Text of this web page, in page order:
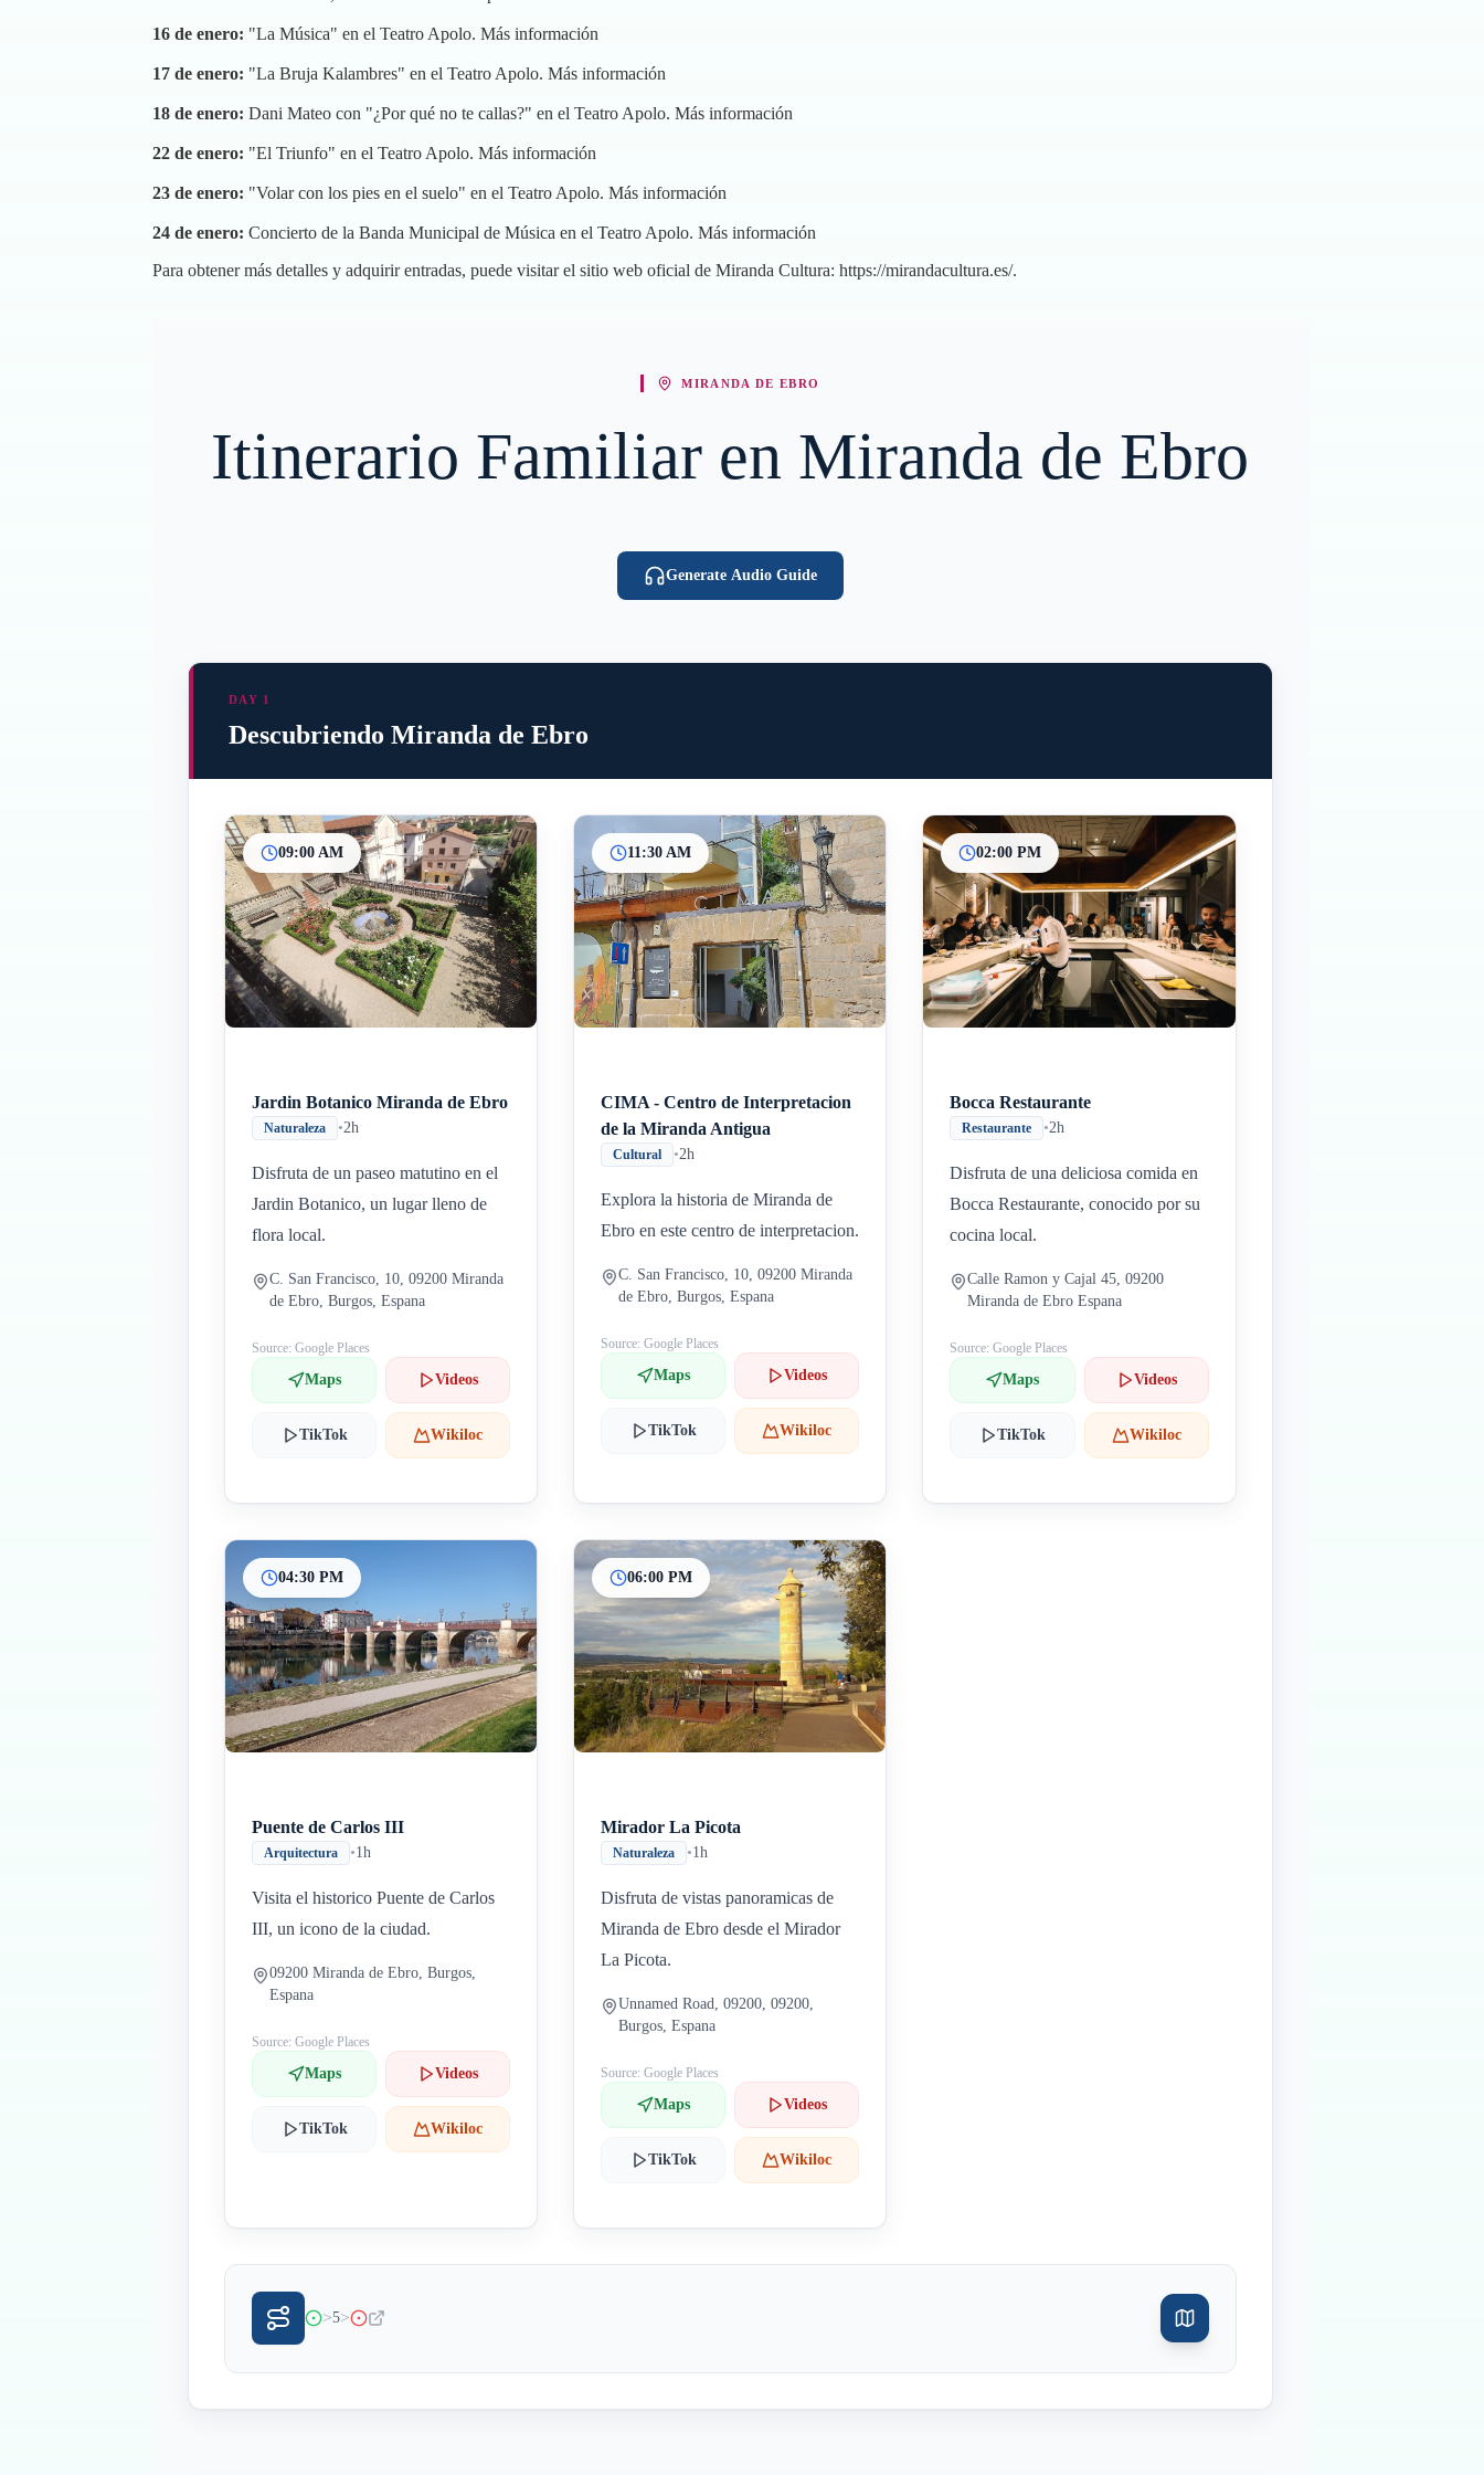
16 de enero: "La Música" en el Teatro Apolo. Más información
17 de enero: "La Bruja Kalambres" en el Teatro Apolo. Más información
18 de enero: Dani Mateo con "¿Por qué no te callas?" en el Teatro Apolo. Más información
22 de enero: "El Triunfo" en el Teatro Apolo. Más información
23 de enero: "Volar con los pies en el suelo" en el Teatro Apolo. Más información
24 de enero: Concierto de la Banda Municipal de Música en el Teatro Apolo. Más información
Para obtener más detalles y adquirir entradas, puede visitar el sitio web oficial de Miranda Cultura: https://mirandacultura.es/.
MIRANDA DE EBRO
Itinerario Familiar en Miranda de Ebro
Generate Audio Guide
DAY 1
Descubriendo Miranda de Ebro
09:00 AM
Jardin Botanico Miranda de Ebro
Naturaleza •2h
Disfruta de un paseo matutino en el
Jardin Botanico, un lugar lleno de
flora local.
C. San Francisco, 10, 09200 Miranda
de Ebro, Burgos, Espana
Source: Google Places
Maps Videos
TikTok Wikiloc
11:30 AM
CIMA - Centro de Interpretacion
de la Miranda Antigua
Cultural •2h
Explora la historia de Miranda de
Ebro en este centro de interpretacion.
C. San Francisco, 10, 09200 Miranda
de Ebro, Burgos, Espana
Source: Google Places
Maps Videos
TikTok Wikiloc
02:00 PM
Bocca Restaurante
Restaurante •2h
Disfruta de una deliciosa comida en
Bocca Restaurante, conocido por su
cocina local.
Calle Ramon y Cajal 45, 09200
Miranda de Ebro Espana
Source: Google Places
Maps Videos
TikTok Wikiloc
04:30 PM
Puente de Carlos III
Arquitectura •1h
Visita el historico Puente de Carlos
III, un icono de la ciudad.
09200 Miranda de Ebro, Burgos,
Espana
Source: Google Places
Maps Videos
TikTok Wikiloc
06:00 PM
Mirador La Picota
Naturaleza •1h
Disfruta de vistas panoramicas de
Miranda de Ebro desde el Mirador
La Picota.
Unnamed Road, 09200, 09200,
Burgos, Espana
Source: Google Places
Maps Videos
TikTok Wikiloc
>5>